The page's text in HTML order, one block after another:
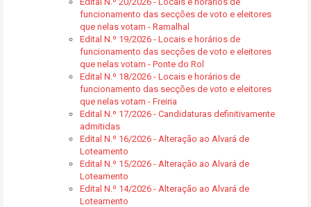
funcionamento das secções de voto e eleitores
que nelas votam - Ramalhal
Edital N.º 19/2026 - Locais e horários de
funcionamento das secções de voto e eleitores
que nelas votam - Ponte do Rol
Edital N.º 18/2026 - Locais e horários de
funcionamento das secções de voto e eleitores
que nelas votam - Freiria
Edital N.º 17/2026 - Candidaturas definitivamente
admitidas
Edital N.º 16/2026 - Alteração ao Alvará de
Loteamento
Edital N.º 15/2026 - Alteração ao Alvará de
Loteamento
Edital N.º 14/2026 - Alteração ao Alvará de
Loteamento